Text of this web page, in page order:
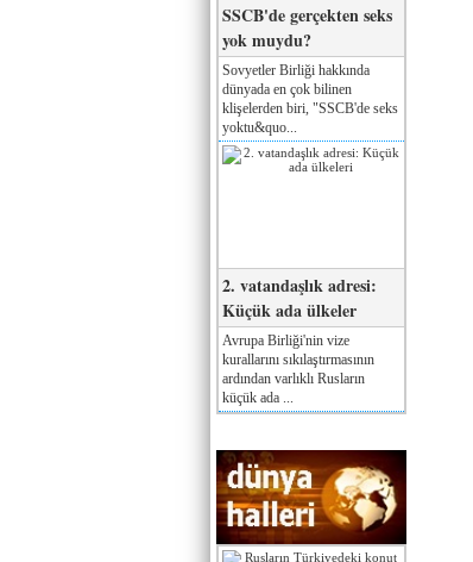
SSCB'de gerçekten seks
yok muydu?
Sovyetler Birliği hakkında
dünyada en çok bilinen
klişelerden biri, "SSCB'de seks
yoktu&quo...
2. vatandaşlık adresi:
Küçük ada ülkeler
Avrupa Birliği'nin vize
kurallarını sıkılaştırmasının
ardından varlıklı Rusların
küçük ada ...